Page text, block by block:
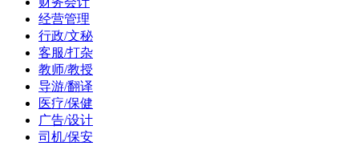
经营管理
行政/文秘
客服/打杂
教师/教授
导游/翻译
医疗/保健
广告/设计
司机/保安